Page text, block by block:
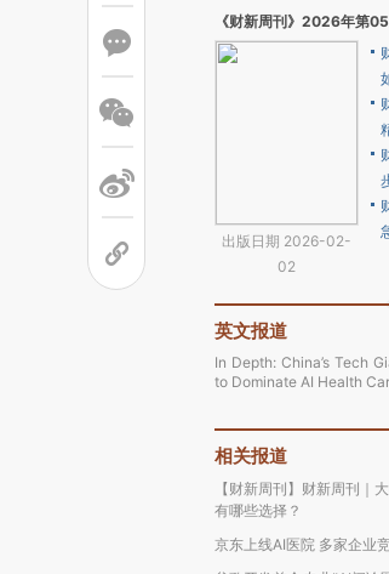
《财新周刊》2026年第
出版日期 2026-02-
02
英文报道
In Depth: China’s Tech
to Dominate AI Health
相关报道
【财新周刊】财新周刊｜
有哪些选择？
京东上线AI医院 多家企业